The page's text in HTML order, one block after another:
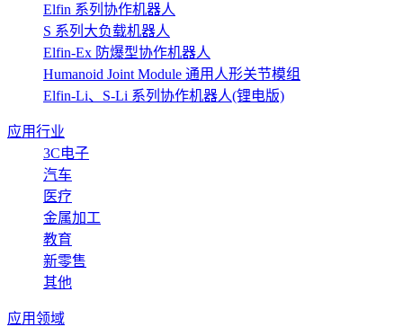
Elfin 系列协作机器人
S 系列大负载机器人
Elfin-Ex 防爆型协作机器人
Humanoid Joint Module 通用人形关节模组
Elfin-Li、S-Li 系列协作机器人(锂电版)
应用行业
3C电子
汽车
医疗
金属加工
教育
新零售
其他
应用领域